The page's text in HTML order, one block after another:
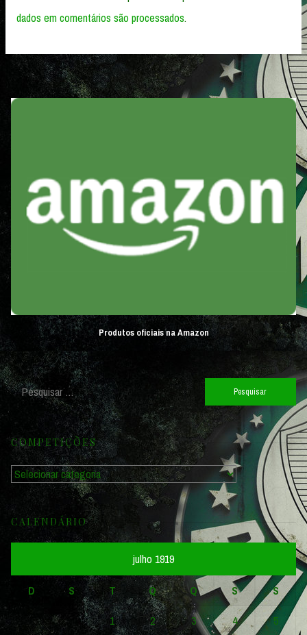
dados em comentários são processados.
Produtos oficiais na Amazon
Pesquisar
por:
COMPETIÇÕES
Competições
CALENDÁRIO
julho 1919
D S T Q Q S
S
1
2 3 4
5